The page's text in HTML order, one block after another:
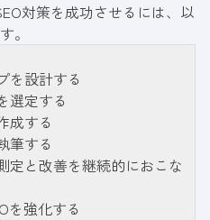
対策を成功させるには、以
。
を設計する
選定する
成する
筆する
定と改善を継続的におこな
を強化する